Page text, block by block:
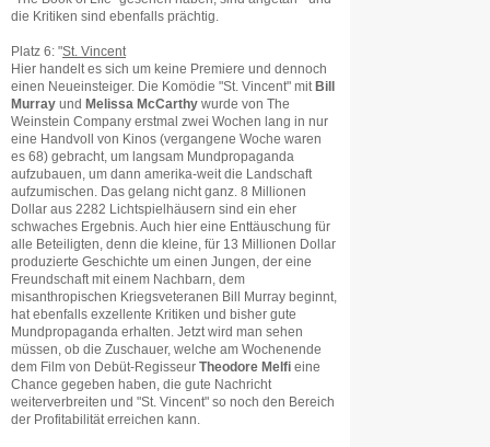
die Kritiken sind ebenfalls prächtig.
Platz 6: "St. Vincent
Hier handelt es sich um keine Premiere und dennoch
einen Neueinsteiger. Die Komödie "St. Vincent" mit Bill
Murray und Melissa McCarthy wurde von The
Weinstein Company erstmal zwei Wochen lang in nur
eine Handvoll von Kinos (vergangene Woche waren
es 68) gebracht, um langsam Mundpropaganda
aufzubauen, um dann amerika-weit die Landschaft
aufzumischen. Das gelang nicht ganz. 8 Millionen
Dollar aus 2282 Lichtspielhäusern sind ein eher
schwaches Ergebnis. Auch hier eine Enttäuschung für
alle Beteiligten, denn die kleine, für 13 Millionen Dollar
produzierte Geschichte um einen Jungen, der eine
Freundschaft mit einem Nachbarn, dem
misanthropischen Kriegsveteranen Bill Murray beginnt,
hat ebenfalls exzellente Kritiken und bisher gute
Mundpropaganda erhalten. Jetzt wird man sehen
müssen, ob die Zuschauer, welche am Wochenende
dem Film von Debüt-Regisseur Theodore Melfi eine
Chance gegeben haben, die gute Nachricht
weiterverbreiten und "St. Vincent" so noch den Bereich
der Profitabilität erreichen kann.